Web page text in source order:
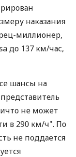
наказания
миллионер,
до 137 км/час,
шансы на
не может
в 290 км/ч". По
не поддается